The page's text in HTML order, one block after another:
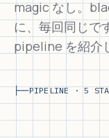
magic なし。
に、毎回同じで
pipeline を紹介
├──PIPELINE · 5